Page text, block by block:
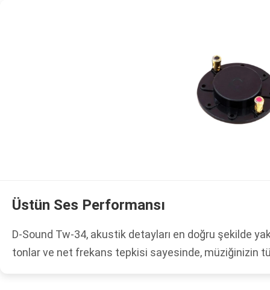
Üstün Ses Performansı
D-Sound Tw-34, akustik detayları en doğru şekilde
tonlar ve net frekans tepkisi sayesinde, müziğinizin